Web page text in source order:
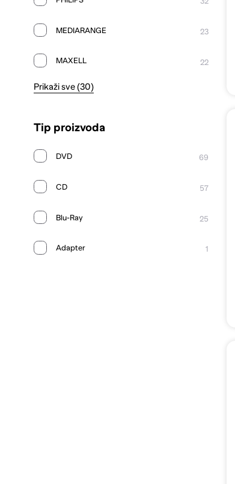
MEDIARANGE 23
MAXELL 22
Prikaži sve (30)
Tip proizvoda
DVD 69
CD 57
Blu-Ray 25
Adapter 1